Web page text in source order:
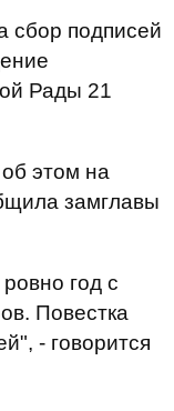
сбор подписей
Рады 21
этом на
замглавы
год с
Повестка
- говорится